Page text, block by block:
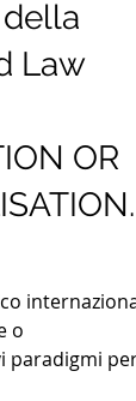
della
Law
OR